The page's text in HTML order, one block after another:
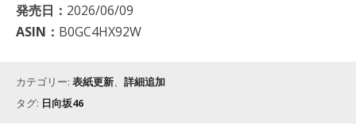
発売日： 2026/06/09
ASIN： B0GC4HX92W
カテゴリー: 表紙更新
詳細追加
タグ: 日向坂46